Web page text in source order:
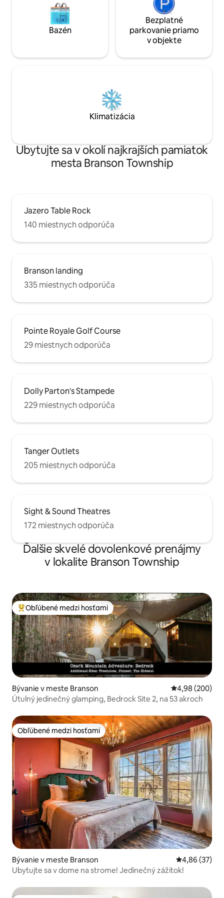
Bazén
Bezplatné
parkovanie priamo
v objekte
Klimatizácia
Ubytujte sa v okolí najkrajších pamiatok
mesta Branson Township
Jazero Table Rock
140 miestnych odporúča
Branson landing
335 miestnych odporúča
Pointe Royale Golf Course
29 miestnych odporúča
Dolly Parton's Stampede
229 miestnych odporúča
Tanger Outlets
205 miestnych odporúča
Sight & Sound Theatres
172 miestnych odporúča
Ďalšie skvelé dovolenkové prenájmy
v lokalite Branson Township
Najobľúbenejšie medzi hosťami
Obľúbené medzi hosťami
Bývanie v meste Branson Priemerné
4,98 (200)
Útulný jedinečný glamping, Bedrock Site 2, na 53 akroch
Obľúbené medzi hosťami
Obľúbené medzi hosťami
Bývanie v meste Branson Priemerné
4,86 (37)
Ubytujte sa v dome na strome! Jedinečný zážitok!